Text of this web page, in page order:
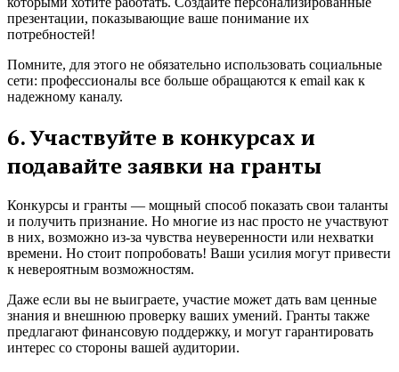
презентации, показывающие ваше понимание их
потребностей!
Помните, для этого не обязательно использовать социальные
сети: профессионалы все больше обращаются к email как к
надежному каналу.
6. Участвуйте в конкурсах и
подавайте заявки на гранты
Конкурсы и гранты — мощный способ показать свои таланты
и получить признание. Но многие из нас просто не участвуют
в них, возможно из-за чувства неуверенности или нехватки
времени. Но стоит попробовать! Ваши усилия могут привести
к невероятным возможностям.
Даже если вы не выиграете, участие может дать вам ценные
знания и внешнюю проверку ваших умений. Гранты также
предлагают финансовую поддержку, и могут гарантировать
интерес со стороны вашей аудитории.